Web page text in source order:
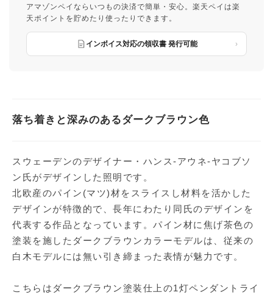
アマゾンペイならいつもの決済で簡単・安心。楽天ペイは楽
天ポイントを貯めたり使ったりできます。
インボイス対応の領収書 発行可能
落ち着きと深みのあるダークブラウン色
スウェーデンのデザイナー・ハンス-アウネ-ヤコブソ
ン氏がデザインした照明です。
北欧産のパイン(マツ)材をスライスし材料を活かした
デザインが特徴的で、長年にわたり同氏のデザインを
代表する作品となっています。パイン材に焦げ茶色の
塗装を施したダークブラウンカラーモデルは、従来の
白木モデルには無い引き締まった表情が魅力です。
こちらはダークブラウン塗装仕上の1灯ペンダントライ